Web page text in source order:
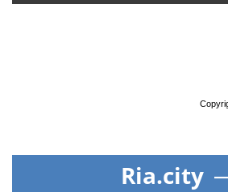
Ria.city